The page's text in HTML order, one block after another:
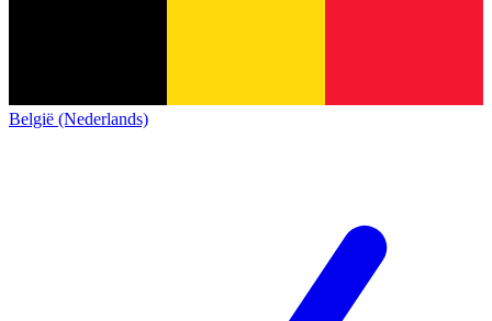
België (Nederlands)